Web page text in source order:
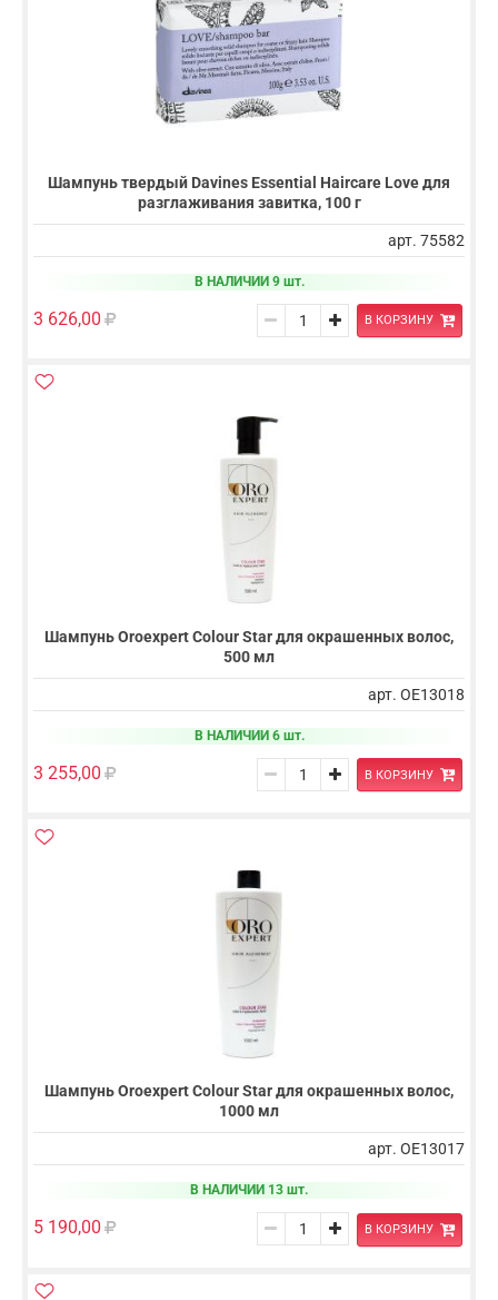
Шампунь твердый Davines Essential Haircare Love для
разглаживания завитка, 100 г
арт. 75582
В НАЛИЧИИ 9 шт.
3 626,00 В КОРЗИНУ
Шампунь Oroexpert Colour Star для окрашенных волос,
500 мл
арт. OE13018
В НАЛИЧИИ 6 шт.
3 255,00 В КОРЗИНУ
Шампунь Oroexpert Colour Star для окрашенных волос,
1000 мл
арт. OE13017
В НАЛИЧИИ 13 шт.
5 190,00 В КОРЗИНУ